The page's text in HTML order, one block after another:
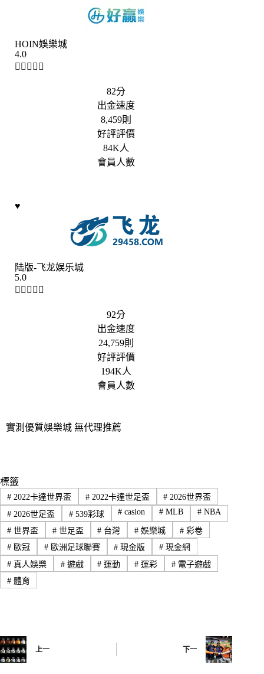
HOIN娛樂城
4.0
    
82分
出金速度
8,459則
好評評價
84K人
會員人數
♥
陆版-飞龙娱乐城
5.0
    
92分
出金速度
24,759則
好評評價
194K人
會員人數
實測優質娛樂城 無代理推薦
標籤
#2022卡達世界盃 #2022卡達世足盃 # 2026世界盃
#2026世足盃 #539彩球 # casion # MLB # NBA
#世界盃 #世足盃 # 台灣 # 娛樂城 # 彩卷
#歐冠 #歐洲足球聯賽 # 現金版 # 現金網
#真人娛樂 #遊戲 # 運動 # 運彩 # 電子遊戲
#體育
上一 下一